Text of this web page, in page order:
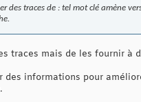
des traces de : tel mot clé amène
traces mais de les fournir à
informations pour